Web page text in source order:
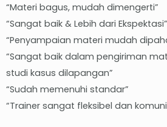
“Materi bagus, mudah dimengerti”
“Sangat baik & Lebih dari Ekspektasi”
“Penyampaian materi mudah
“Sangat baik dalam pengiriman
studi kasus dilapangan”
“Sudah memenuhi standar”
“Trainer sangat fleksibel dan